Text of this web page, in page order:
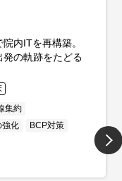
内ITを再構築。
の軌跡をたどる
集約
強化
BCP対策